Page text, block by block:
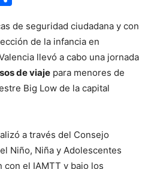
de seguridad ciudadana y con
de la infancia en
llevó a cabo una jornada
de viaje para menores de
Big Low de la capital
a través del Consejo
Niño, Niña y Adolescentes
con el IAMTT y bajo los